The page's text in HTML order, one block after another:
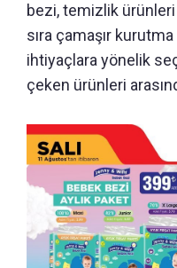
bezi, temizlik ürünleri
sıra çamaşır
ihtiyaçlara yönelik
çeken ürünleri